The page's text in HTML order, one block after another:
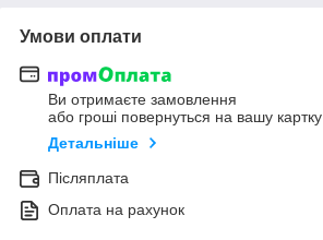
Умови оплати
Ви отримаєте замовлення
або гроші повернуться на вашу картку
Детальніше
Післяплата
Оплата на рахунок